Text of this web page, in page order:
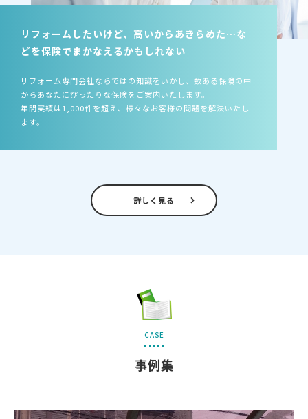
リフォームしたいけど、高いからあきらめた…な
どを保険でまかなえるかもしれない
リフォーム専門会社ならではの知識をいかし、数ある保険の中
からあなたにぴったりな保険をご案内いたします。
年間実績は1,000件を超え、様々なお客様の問題を解決いたし
ます。
詳しく見る
CASE
事例集